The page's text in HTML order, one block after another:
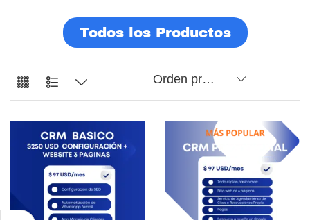
Todos los Productos